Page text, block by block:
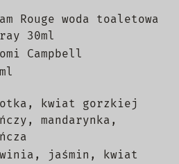
Rouge woda toaletowa
30ml
Campbell
kwiat gorzkiej
mandarynka,
jaśmin, kwiat